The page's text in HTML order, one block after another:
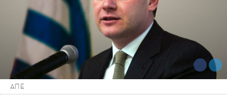
ΑΠΕ